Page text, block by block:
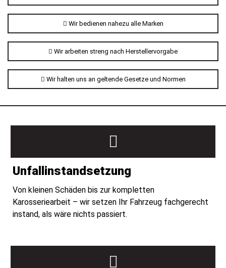
Wir bedienen nahezu alle Marken
Wir arbeiten streng nach Herstellervorgabe
Wir halten uns an geltende Gesetze und Normen
Unfallinstandsetzung
Von kleinen Schäden bis zur kompletten
Karosseriearbeit – wir setzen Ihr Fahrzeug fachgerecht
instand, als wäre nichts passiert.